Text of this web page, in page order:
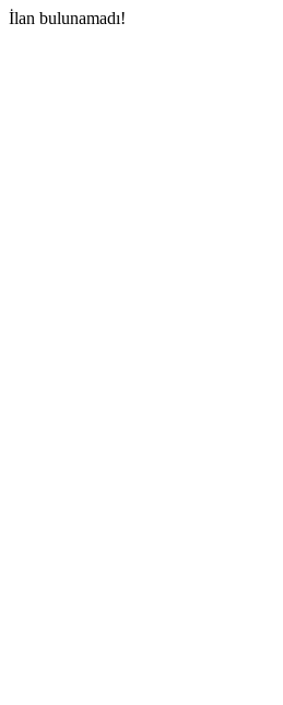
İlan bulunamadı!